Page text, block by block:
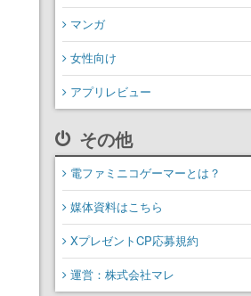
マンガ
女性向け
アプリレビュー
その他
電ファミニコゲーマーとは？
媒体資料はこちら
XプレゼントCP応募規約
運営：株式会社マレ